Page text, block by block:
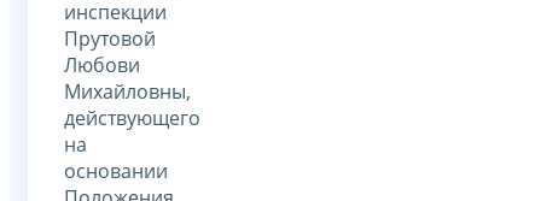
инспекции
Прутовой
Любови
Михайловны,
действующего
на
основании